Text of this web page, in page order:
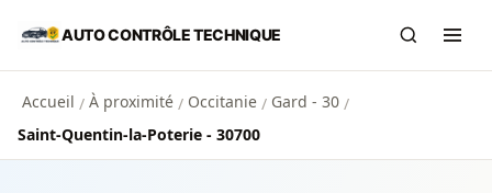
Aller au contenu principal
AUTO CONTRÔLE TECHNIQUE
Accueil / À proximité / Occitanie / Gard - 30 /
Saint-Quentin-la-Poterie - 30700